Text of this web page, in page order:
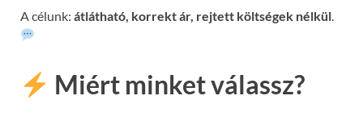
A célunk: átlátható, korrekt ár, rejtett költségek nélkül
Miért minket válassz?